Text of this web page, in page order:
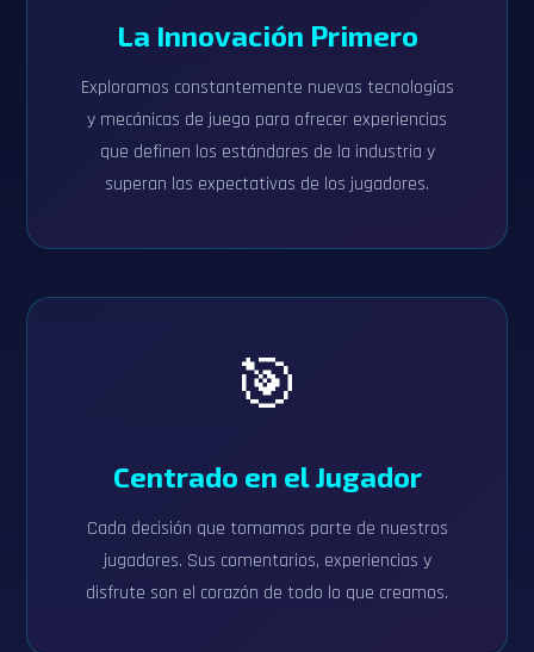
La Innovación Primero
Exploramos constantemente nuevas tecnologías
y mecánicas de juego para ofrecer experiencias
que definen los estándares de la industria y
superan las expectativas de los jugadores.
🎯
Centrado en el Jugador
Cada decisión que tomamos parte de nuestros
jugadores. Sus comentarios, experiencias y
disfrute son el corazón de todo lo que creamos.